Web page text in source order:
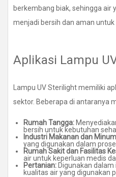
berkembang biak, sehingga air
menjadi bersih dan aman untuk
Aplikasi Lampu
Lampu UV Sterilight memiliki
sektor. Beberapa di antaranya
Rumah Tangga:
bersih untuk kebutuhan
Industri Makanan dan
yang digunakan dalam
Rumah Sakit dan Fasilitas
air untuk keperluan medis
Pertanian: Digunakan
kualitas air yang digunakan